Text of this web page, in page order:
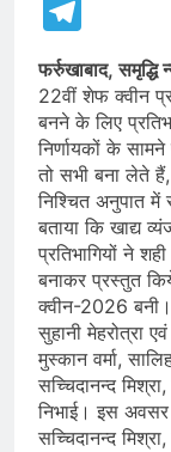
फर्रुखाबाद, समृद्धि
22वीं शेफ क्वीन
बनने के लिए
निर्णायकों के
तो सभी बना लेते
निश्चित अनुपात में
बताया कि खाद्य
प्रतिभागियों ने
बनाकर प्रस्तुत
क्वीन-2026 बनी।
सुहानी मेहरोत्रा
मुस्कान वर्मा,
सच्चिदानन्द
निभाई। इस अवसर
सच्चिदानन्द